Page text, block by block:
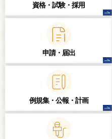
資格・試験・ 採用
申請・届出
例規集・公報・計画